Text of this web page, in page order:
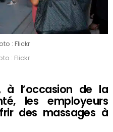
: Flickr
: Flickr
l’occasion de la
les employeurs
des massages à